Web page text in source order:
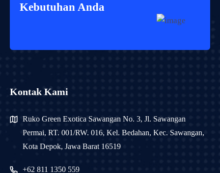
Kebutuhan Anda
Kontak Kami
Ruko Green Exotica Sawangan No. 3, Jl. Sawangan
Permai, RT. 001/RW. 016, Kel. Bedahan, Kec. Sawangan,
Kota Depok, Jawa Barat 16519
+62 811 1350 559